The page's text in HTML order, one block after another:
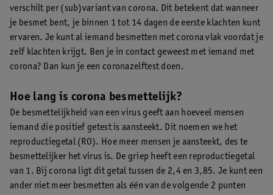
verschilt per (sub)variant van corona. Dit betekent dat wanneer
je besmet bent, je binnen 1 tot 14 dagen de eerste klachten kunt
ervaren. Je kunt al iemand besmetten met corona vlak voordat je
zelf klachten krijgt. Ben je in contact geweest met iemand met
corona? Dan kun je een coronazelftest doen.
Hoe lang is corona besmettelijk?
De besmettelijkheid van een virus geeft aan hoeveel mensen
iemand die positief getest is aansteekt. Dit noemen we het
reproductiegetal (RO). Hoe meer mensen je aansteekt, des te
besmettelijker het virus is. De griep heeft een reproductiegetal
van 1. Bij corona ligt dit getal tussen de 2,4 en 3,85. Je kunt een
ander niet meer besmetten als één van de volgende 2 punten